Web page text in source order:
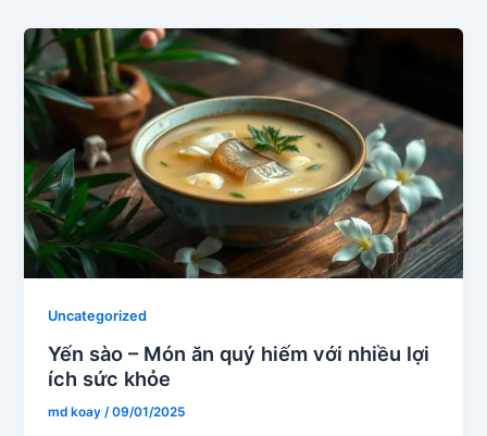
Uncategorized
Yến sào – Món ăn quý hiếm với nhiều lợi
ích sức khỏe
md koay /09/01/2025